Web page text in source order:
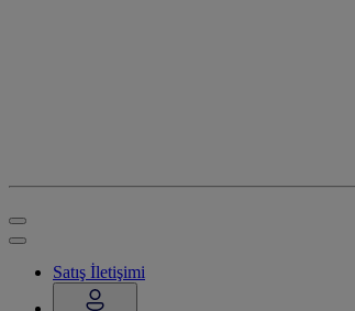
Satış İletişimi